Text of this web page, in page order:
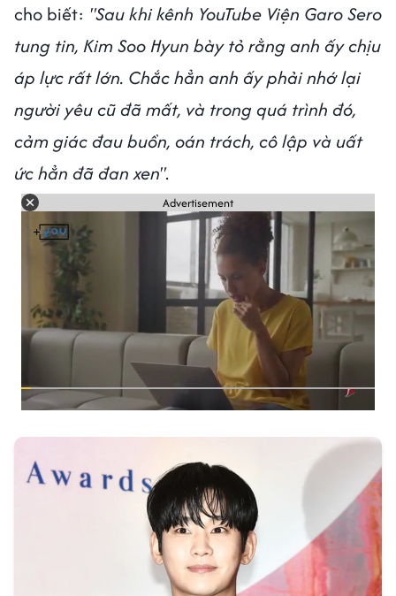
cho biết: "Sau khi kênh YouTube Viện Garo Sero
tung tin, Kim Soo Hyun bày tỏ rằng anh ấy chịu
áp lực rất lớn. Chắc hẳn anh ấy phải nhớ lại
người yêu cũ đã mất, và trong quá trình đó,
cảm giác đau buồn, oán trách, cô lập và uất
ức hẳn đã đan xen".
Advertisement